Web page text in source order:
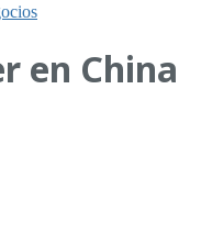
en China